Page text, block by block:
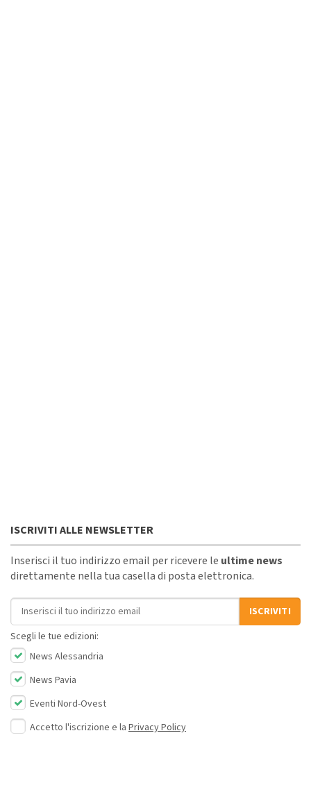
ISCRIVITI ALLE NEWSLETTER
Inserisci il tuo indirizzo email per ricevere le ultime news
direttamente nella tua casella di posta elettronica.
Indirizzo email
ISCRIVITI
Scegli le tue edizioni:
News Alessandria
News Pavia
Eventi Nord-Ovest
Accetto l'iscrizione e la Privacy Policy